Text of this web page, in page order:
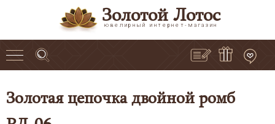
Золотой Лотос
ювелирный интернет-магазин
Золотая цепочка двойной ромб